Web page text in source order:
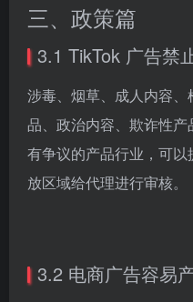
三、政策篇
3.1 TikTok 广告禁
涉毒、烟草、成人内容
品、政治内容、欺诈性
有争议的产品行业，可
放区域给代理进行审核。
3.2 电商广告容易